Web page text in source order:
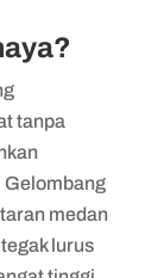
tanpa
Gelombang
medan
lurus